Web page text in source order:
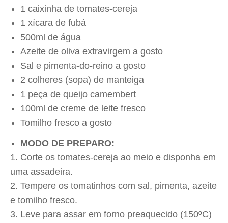
1 caixinha de tomates-cereja
1 xícara de fubá
500ml de água
Azeite de oliva extravirgem a gosto
Sal e pimenta-do-reino a gosto
2 colheres (sopa) de manteiga
1 peça de queijo camembert
100ml de creme de leite fresco
Tomilho fresco a gosto
MODO DE PREPARO:
Corte os tomates-cereja ao meio e disponha em
uma assadeira.
Tempere os tomatinhos com sal, pimenta, azeite
e tomilho fresco.
Leve para assar em forno preaquecido (150ºC)